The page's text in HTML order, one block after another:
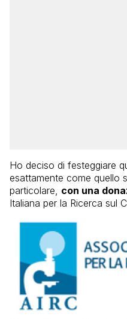
Ho deciso di festeggiare
esattamente come quello
particolare, con una
Italiana per la Ricerca sul